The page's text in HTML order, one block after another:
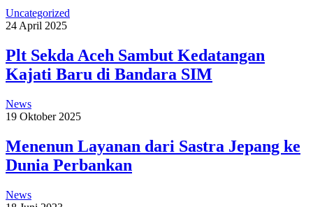
Uncategorized
24 April 2025
Plt Sekda Aceh Sambut Kedatangan
Kajati Baru di Bandara SIM
News
19 Oktober 2025
Menenun Layanan dari Sastra Jepang ke
Dunia Perbankan
News